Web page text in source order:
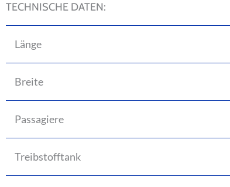
TECHNISCHE DATEN:
Länge
Breite
Passagiere
Treibstofftank